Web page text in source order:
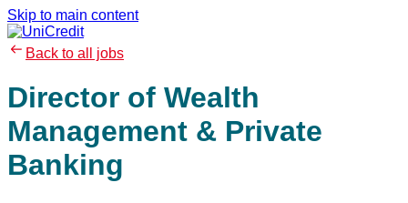
Skip to main content
Back to all jobs
Director of Wealth
Management & Private
Banking